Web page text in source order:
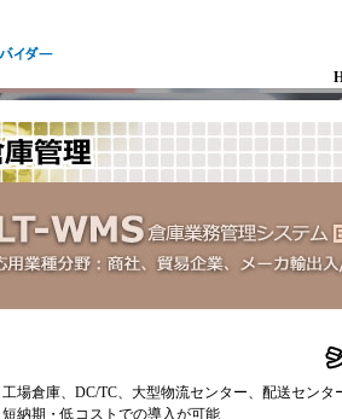
工場倉庫、DC/TC、大型物流センター、配送センタ
短納期・低コストでの導入が可能